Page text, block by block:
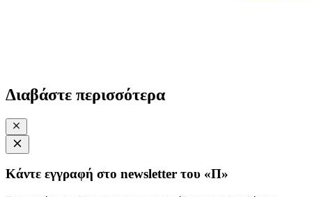
Διαβάστε περισσότερα
Κάντε εγγραφή στο newsletter του «Π»